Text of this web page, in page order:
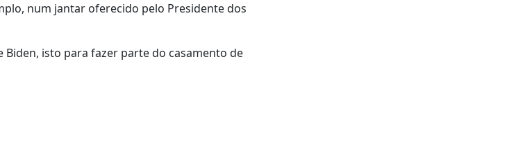
num jantar oferecido pelo Presidente dos
isto para fazer parte do casamento de